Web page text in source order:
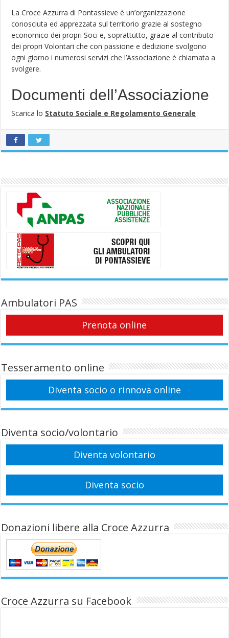
La Croce Azzurra di Pontassieve è un’organizzazione
conosciuta ed apprezzata sul territorio grazie al sostegno
economico dei propri Soci e, soprattutto, grazie al contributo
dei propri Volontari che con passione e dedizione svolgono
ogni giorno i numerosi servizi che l’Associazione è chiamata a
svolgere.
Documenti dell’Associazione
Scarica lo Statuto Sociale e Regolamento Generale
Ambulatori PAS
Prenota online
Tesseramento online
Diventa socio o rinnova online
Diventa socio/volontario
Diventa volontario
Diventa socio
Donazioni libere alla Croce Azzurra
Croce Azzurra su Facebook